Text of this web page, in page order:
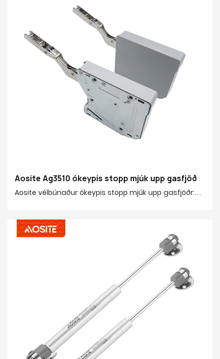
verkum að það er áreynslulaust að opna skápana
þína. Vökvahönnun niður á við kemur í veg fyrir
hugsanlega öryggishættu. Það býður upp á
sérhannaða dvalarstöðuaðgerð, sem gerir þér kleift
að stöðva uppfellanlegu hurðina í hvaða sjónarhorni
sem er í samræmi við þarfir þínar
Aosite Ag3510 ókeypis stopp mjúk upp gasfjöð
Aosite vélbúnaður ókeypis stopp mjúk upp gasfjöðr:
þér kleift að kveðja jamming og hávaða af
hefðbundnum lömum og upplifa slétta og hljóðláta
skápshurðaraðgerð. Sléttur og nútímaleg hönnun
hennar samþættir fullkomlega nútíma heima stíl